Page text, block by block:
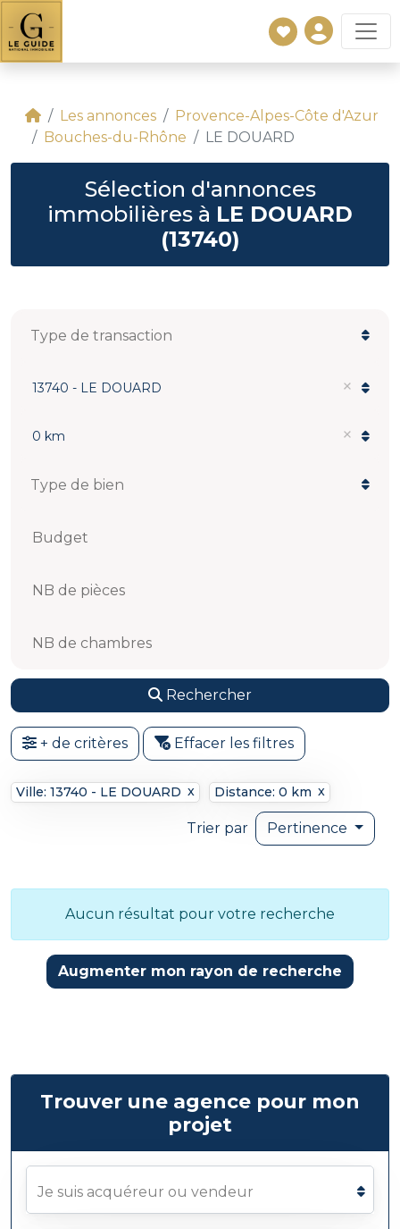
Les annonces
Provence-Alpes-Côte d'Azur
Bouches-du-Rhône
LE DOUARD
Sélection d'annonces
immobilières à LE DOUARD
(13740)
13740 - LE DOUARD
0 km
Budget
NB de pièces
NB de chambres
Rechercher
+ de critères Effacer les filtres
Ville: 13740 - LE DOUARD Distance: 0 km
Trier par Pertinence
Aucun résultat pour votre recherche
Augmenter mon rayon de recherche
Trouver une agence pour mon
projet
Je suis acquéreur ou vendeur